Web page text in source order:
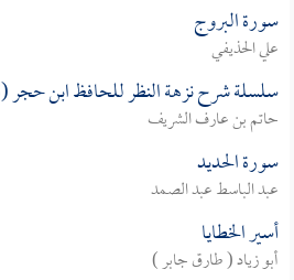
سورة البروج
علي الحذيفي
سلسلة شرح نزهة النظر للحافظ ابن حجر (28)
حاتم بن عارف الشريف
سورة الحديد
عبد الباسط عبد الصمد
أسير الخطايا
أبو زياد ( طارق جابر )